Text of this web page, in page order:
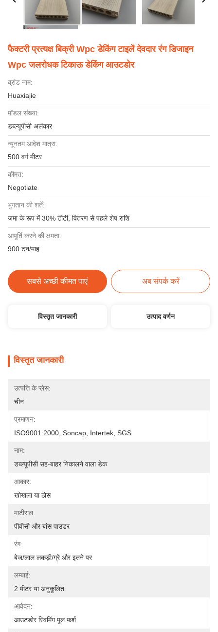
फैक्टरी प्रत्यक्ष बिक्री Wpc डेकिंग टाइलें देवदार रंग डिजाइन
Wpc जलरोधक टिकाऊ डेकिंग आउटडोर
ब्रांड नाम:
Huaxiajie
मॉडल संख्या:
डब्ल्यूपीसी अलंकार
न्यूनतम आदेश मात्रा:
500 वर्ग मीटर
कीमत:
Negotiate
भुगतान की शर्तें:
जमा के रूप में 30% टीटी, वितरण से पहले शेष राशि
आपूर्ति करने की क्षमता:
900 टन/माह
सबसे अच्छी कीमत पाएं अब संपर्क करें
विस्तृत जानकारी उत्पाद वर्णन
विस्तृत जानकारी
उत्पत्ति के प्लेस:
चीन
प्रमाणन:
ISO9001:2000, Soncap, Intertek, SGS
नाम:
डब्ल्यूपीसी सह-बाहर निकालने वाला डेक
आकार:
खोखला या ठोस
माटीराल:
पीवीसी और बांस पाउडर
रंग:
बेज/लाल लकड़ी/ग्रे और इतने पर
लम्बाई:
2 मीटर या अनुकूलित
आवेदन:
आउटडोर स्विमिंग पूल फर्श